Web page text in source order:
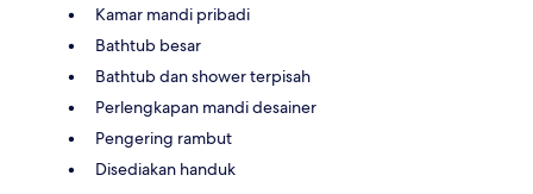
Kamar mandi pribadi
Bathtub besar
Bathtub dan shower terpisah
Perlengkapan mandi desainer
Pengering rambut
Disediakan handuk